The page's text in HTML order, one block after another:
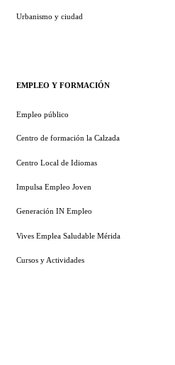
Urbanismo y ciudad
EMPLEO Y FORMACIÓN
Empleo público
Centro de formación la Calzada
Centro Local de Idiomas
Impulsa Empleo Joven
Generación IN Empleo
Vives Emplea Saludable Mérida
Cursos y Actividades